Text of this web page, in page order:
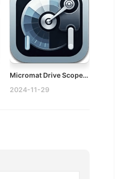
Micromat Drive Scope v2.0.4 Mac硬盘检测分析工具
2024-11-29